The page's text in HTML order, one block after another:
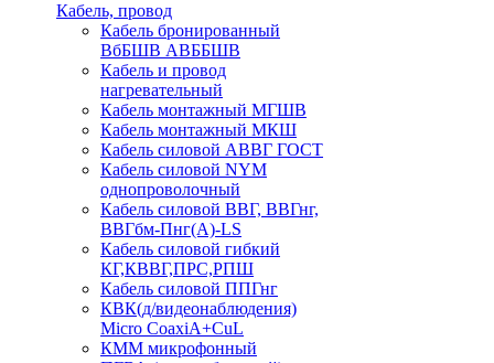
Кабель, провод
Кабель бронированный
ВбБШВ АВББШВ
Кабель и провод
нагревательный
Кабель монтажный МГШВ
Кабель монтажный МКШ
Кабель силовой АВВГ ГОСТ
Кабель силовой NYM
однопроволочный
Кабель силовой ВВГ, ВВГнг,
ВВГбм-Пнг(А)-LS
Кабель силовой гибкий
КГ,КВВГ,ПРС,РПШ
Кабель силовой ППГнг
КВК(д/видеонаблюдения)
Micro CoaxiA+CuL
КММ микрофонный